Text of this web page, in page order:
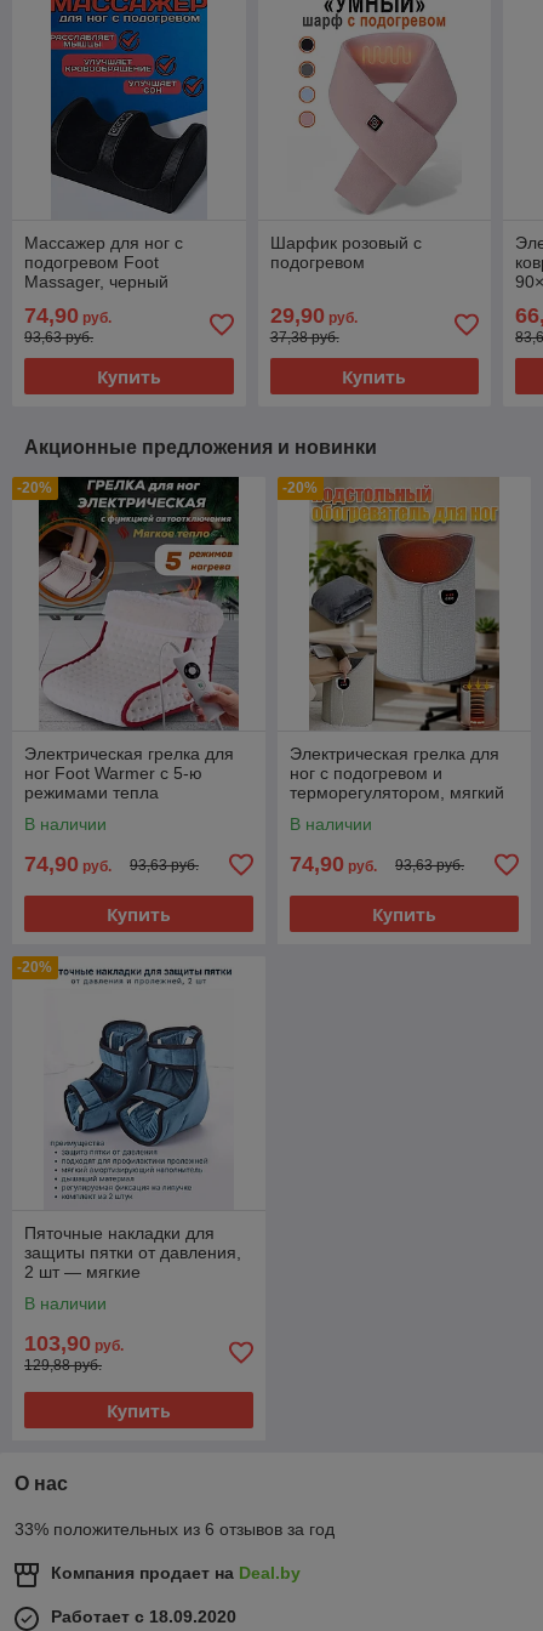
Массажер для ног с
подогревом Foot
Massager, черный
74,90 руб.
93,63 руб.
Купить
Шарфик розовый с
подогревом
29,90 руб.
37,38 руб.
Купить
Акционные предложения и новинки
-20%
Электрическая грелка для
ног Foot Warmer с 5-ю
режимами тепла
В наличии
74,90 руб. 93,63 руб.
Купить
-20%
Электрическая грелка для
ног с подогревом и
терморегулятором, мягкий
В наличии
74,90 руб. 93,63 руб.
Купить
-20%
Пяточные накладки для
защиты пятки от давления,
2 шт — мягкие
фиксаторы
В наличии
103,90 руб.
129,88 руб.
Купить
О нас
33% положительных из 6 отзывов за год
Компания продает на Deal.by
Работает с 18.09.2020